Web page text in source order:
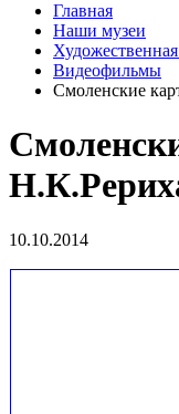
Главная
Наши музеи
Художественная
Видеофильмы
Смоленские
10.10.2014